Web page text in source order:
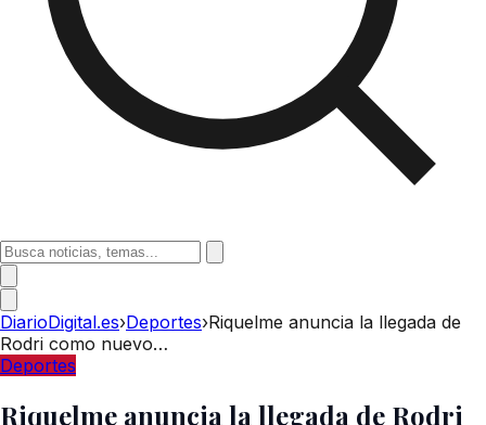
DiarioDigital.es›Deportes›Riquelme anuncia la llegada de
Rodri como nuevo…
Deportes
Riquelme anuncia la llegada de Rodri